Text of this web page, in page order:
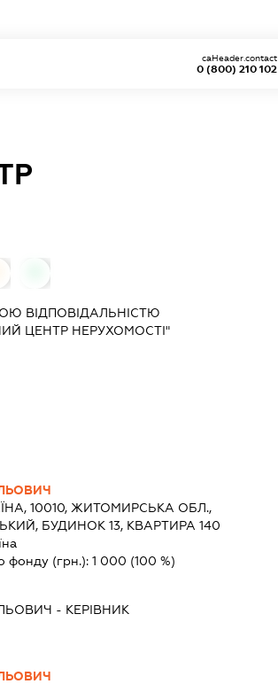
0 (800) 210 102
caHeader.contact
ВІДПОВІДАЛЬНІСТЮ
ЦЕНТР НЕРУХОМОСТІ"
10010, ЖИТОМИРСЬКА ОБЛ.,
БУДИНОК 13, КВАРТИРА 140
фонду (грн.): 1 000 (100 %)
- КЕРІВНИК